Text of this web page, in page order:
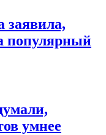
заявила,
популярный
умнее